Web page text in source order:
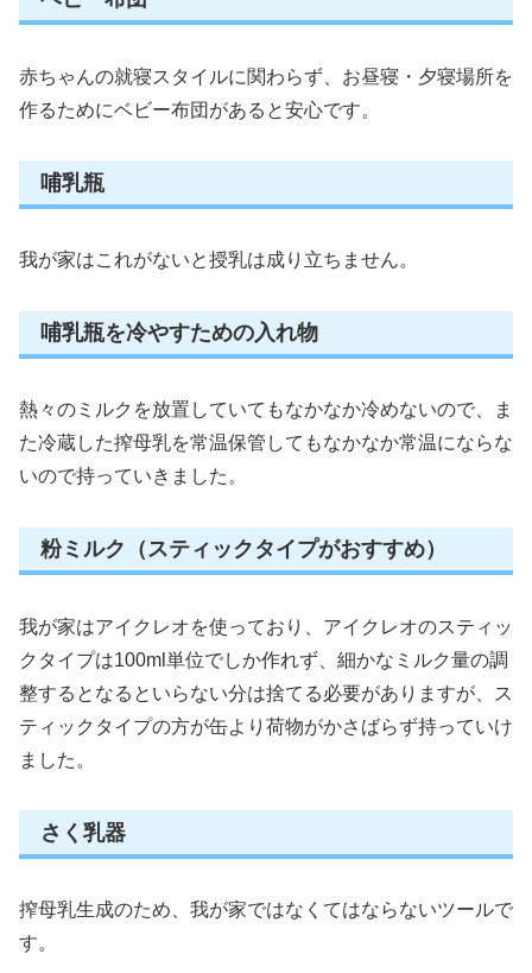
赤ちゃんの就寝スタイルに関わらず、お昼寝・夕寝場所を
作るためにベビー布団があると安心です。
哺乳瓶
我が家はこれがないと授乳は成り立ちません。
哺乳瓶を冷やすための入れ物
熱々のミルクを放置していてもなかなか冷めないので、ま
た冷蔵した搾母乳を常温保管してもなかなか常温にならな
いので持っていきました。
粉ミルク（スティックタイプがおすすめ）
我が家はアイクレオを使っており、アイクレオのスティッ
クタイプは100ml単位でしか作れず、細かなミルク量の調
整するとなるといらない分は捨てる必要がありますが、ス
ティックタイプの方が缶より荷物がかさばらず持っていけ
ました。
さく乳器
搾母乳生成のため、我が家ではなくてはならないツールで
す。